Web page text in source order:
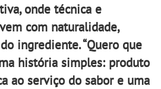
onde técnica e
com naturalidade,
ingrediente. “Quero que
história simples: produto
ao serviço do sabor e uma